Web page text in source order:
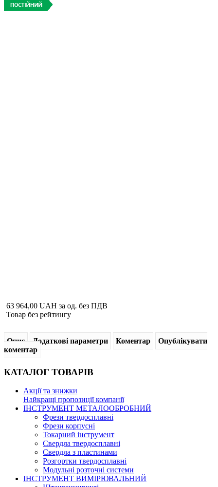
63 964,00 UAH за од. без ПДВ
Товар без рейтингу
Опис Додаткові параметри Коментар
Опублікувати
коментар
КАТАЛОГ ТОВАРІВ
Акції та знижки
Найкращі пропозиції компанії
ІНСТРУМЕНТ МЕТАЛООБРОБНИЙ
Фрези твердосплавні
Фрези корпусні
Токарний інструмент
Свердла твердосплавні
Свердла з пластинами
Розгортки твердосплавні
Модульні розточні системи
ІНСТРУМЕНТ ВИМІРЮВАЛЬНИЙ